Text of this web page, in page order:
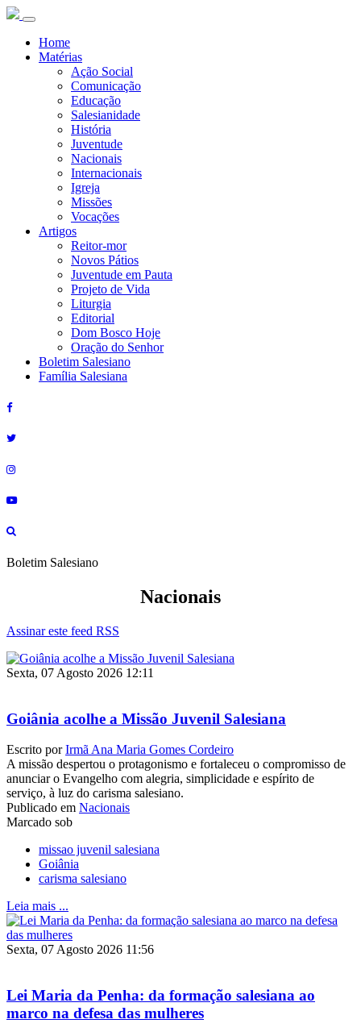
Home
Matérias
Ação Social
Comunicação
Educação
Salesianidade
História
Juventude
Nacionais
Internacionais
Igreja
Missões
Vocações
Artigos
Reitor-mor
Novos Pátios
Juventude em Pauta
Projeto de Vida
Liturgia
Editorial
Dom Bosco Hoje
Oração do Senhor
Boletim Salesiano
Família Salesiana
Boletim Salesiano
Nacionais
Assinar este feed RSS
Sexta, 07 Agosto 2026 12:11
Goiânia acolhe a Missão Juvenil Salesiana
Escrito porIrmã Ana Maria Gomes Cordeiro
A missão despertou o protagonismo e fortaleceu o compromisso de
anunciar o Evangelho com alegria, simplicidade e espírito de
serviço, à luz do carisma salesiano.
Publicado em Nacionais
Marcado sob
missao juvenil salesiana
Goiânia
carisma salesiano
Leia mais ...
Sexta, 07 Agosto 2026 11:56
Lei Maria da Penha: da formação salesiana ao
marco na defesa das mulheres